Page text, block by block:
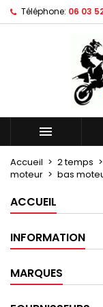
Téléphone: 06 03

Accueil 2 temps
moteur
bas
ACCUEIL
INFORMATION
MARQUES
Mes
Créer une
Créer
Nom de la liste
Vous devez
à votre liste